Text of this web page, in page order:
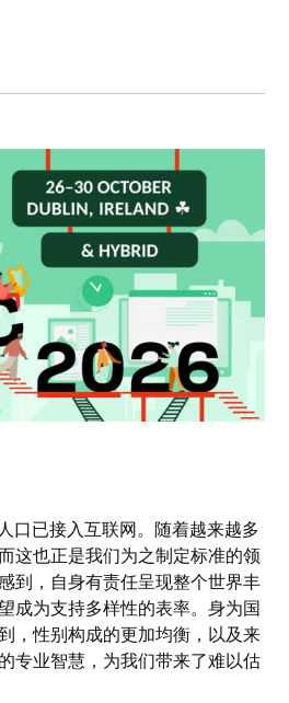
口已接入互联网。随着越来越多
也正是我们为之制定标准的领
，自身有责任呈现整个世界丰
成为支持多样性的表率。身为国
，性别构成的更加均衡，以及来
专业智慧，为我们带来了难以估